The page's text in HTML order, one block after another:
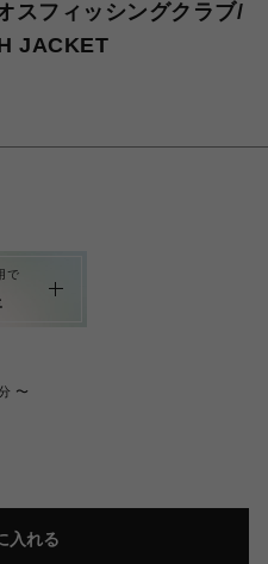
フィッシングクラブ/
JACKET
で
〜
入れる